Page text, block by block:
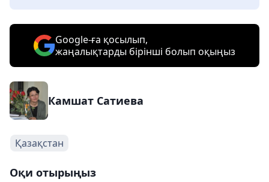
Google-ға қосылып,
жаңалықтарды бірінші болып оқыңыз
Камшат Сатиева
Қазақстан
Оқи отырыңыз